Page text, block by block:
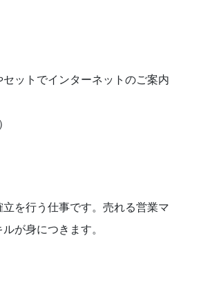
ットでインターネットのご案内
を行う仕事です。売れる営業マ
が身につきます。